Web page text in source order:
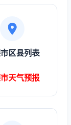
区县列表
天气预报